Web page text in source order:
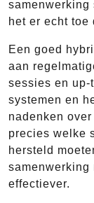
samenwerking
het er echt toe
Een goed
aan
sessies en up-
systemen en
nadenken over
precies welke
hersteld
samenwerking
effectiever.